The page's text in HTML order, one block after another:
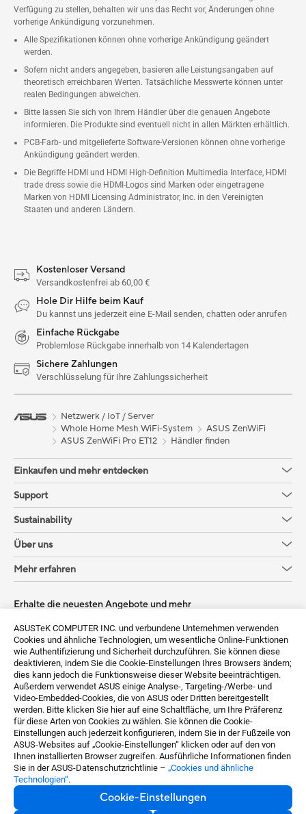
ASUSTeK COMPUTER INC. und verbundene Unternehmen verwenden
Cookies und ähnliche Technologien, um wesentliche Online-Funktionen
wie Authentifizierung und Sicherheit durchzuführen. Sie können diese
deaktivieren, indem Sie die Cookie-Einstellungen Ihres Browsers ändern;
dies kann jedoch die Funktionsweise dieser Website beeinträchtigen.
Außerdem verwendet ASUS einige Analyse-, Targeting-/Werbe- und
Video-Embedded-Cookies, die von ASUS oder Dritten bereitgestellt
werden. Bitte klicken Sie hier auf eine Schaltfläche, um Ihre Präferenz
für diese Arten von Cookies zu wählen. Sie können die Cookie-
Einstellungen auch jederzeit konfigurieren, indem Sie in der Fußzeile von
ASUS-Websites auf „Cookie-Einstellungen“ klicken oder auf den von
Ihnen installierten Browser zugreifen. Ausführliche Informationen finden
Sie in der ASUS-Datenschutzrichtlinie – „Cookies und ähnliche
Technologien“.
Cookie-Einstellungen
Verfügung zu stellen, behalten wir uns das Recht vor, Änderungen ohne
vorherige Ankündigung vorzunehmen.
Alle Spezifikationen können ohne vorherige Ankündigung geändert
werden.
Sofern nicht anders angegeben, basieren alle Leistungsangaben auf
theoretisch erreichbaren Werten. Tatsächliche Messwerte können unter
realen Bedingungen abweichen.
Bitte lassen Sie sich von Ihrem Händler über die genauen Angebote
informieren. Die Produkte sind eventuell nicht in allen Märkten erhältlich.
PCB-Farb- und mitgelieferte Software-Versionen können ohne vorherige
Ankündigung geändert werden.
Die Begriffe HDMI und HDMI High-Definition Multimedia Interface, HDMI
trade dress sowie die HDMI-Logos sind Marken oder eingetragene
Marken von HDMI Licensing Administrator, Inc. in den Vereinigten
Staaten und anderen Ländern.
Kostenloser Versand
Versandkostenfrei ab 60,00 €
Hole Dir Hilfe beim Kauf
Du kannst uns jederzeit eine E-Mail senden, chatten oder anrufen
Einfache Rückgabe
Problemlose Rückgabe innerhalb von 14 Kalendertagen
Sichere Zahlungen
Verschlüsselung für Ihre Zahlungssicherheit
Netzwerk / IoT / Server
Whole Home Mesh WiFi-System
ASUS ZenWiFi
ASUS ZenWiFi Pro ET12
Händler finden
Einkaufen und mehr entdecken
Support
Sustainability
Über uns
Mehr erfahren
Erhalte die neuesten Angebote und mehr
Anmelden
Germany / Deutsch
©ASUSTeK Computer Inc. All rights reserved.
Nutzungsbedingungen
Datenschutz Cookie-Einstellungen